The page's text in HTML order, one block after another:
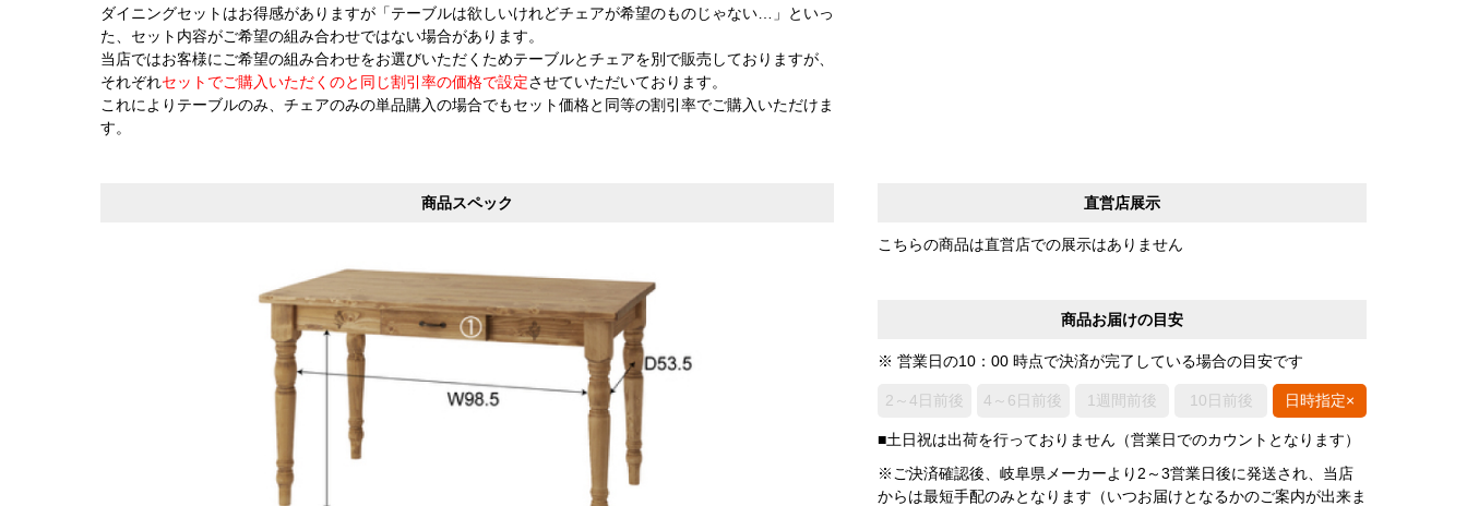
ダイニングセットはお得感がありますが「テーブルは欲しいけれどチェアが希望のものじゃない…」といっ
た、セット内容がご希望の組み合わせではない場合があります。
当店ではお客様にご希望の組み合わせをお選びいただくためテーブルとチェアを別で販売しておりますが、
それぞれセットでご購入いただくのと同じ割引率の価格で設定させていただいております。
これによりテーブルのみ、チェアのみの単品購入の場合でもセット価格と同等の割引率でご購入いただけま
す。
直営店展示
こちらの商品は直営店での展示はありません
商品お届けの目安
※ 営業日の10：00 時点で決済が完了している場合の目安です
2～4日前後 4～6日前後 1週間前後 10日前後 日時指定×
■土日祝は出荷を行っておりません（営業日でのカウントとなります）
※ご決済確認後、岐阜県メーカーより2～3営業日後に発送され、当店
からは最短手配のみとなります（いつお届けとなるかのご案内が出来ま
商品スペック